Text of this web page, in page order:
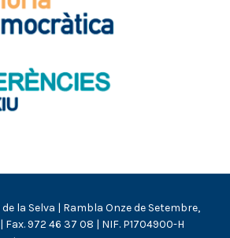
la Selva | Rambla Onze de Setembre,
Fax. 972 46 37 08 | NIF. P1704900-H